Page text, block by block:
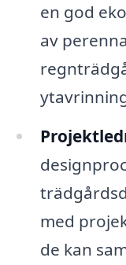
en god
av
med
de kan